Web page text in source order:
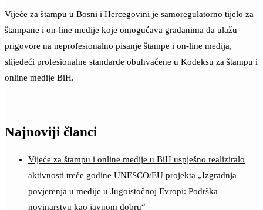
Vijeće za štampu u Bosni i Hercegovini je samoregulatorno tijelo za
štampane i on-line medije koje omogućava građanima da ulažu
prigovore na neprofesionalno pisanje štampe i on-line medija,
slijedeći profesionalne standarde obuhvaćene u Kodeksu za štampu i
online medije BiH.
Najnoviji članci
Vijeće za štampu i online medije u BiH uspješno realiziralo
aktivnosti treće godine UNESCO/EU projekta „Izgradnja
povjerenja u medije u Jugoistočnoj Evropi: Podrška
novinarstvu kao javnom dobru“